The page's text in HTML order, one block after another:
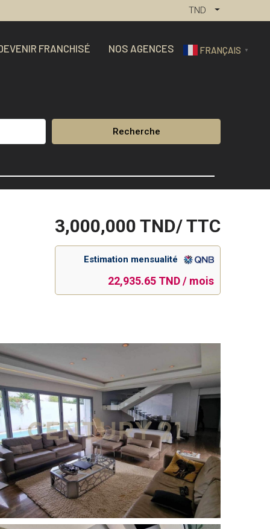
TND
FRANCHISÉ NOS AGENCES FRANÇAIS ▼
Recherche
3,000,000 TND/ TTC
Estimation mensualité
22,935.65 TND / mois